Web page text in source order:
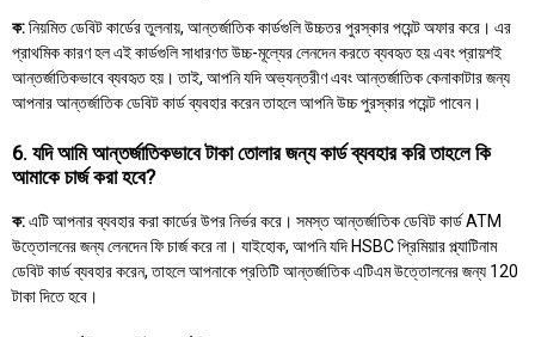
ক:নিয়মিত ডেবিট কার্ডের তুলনায়, আন্তর্জাতিক কার্ডগুলি উচ্চতর পুরস্কার পয়েন্ট অফার করে। এর
প্রাথমিক কারণ হল এই কার্ডগুলি সাধারণত উচ্চ-মূল্যের লেনদেন করতে ব্যবহৃত হয় এবং প্রায়শই
আন্তর্জাতিকভাবে ব্যবহৃত হয়। তাই, আপনি যদি অভ্যন্তরীণ এবং আন্তর্জাতিক কেনাকাটার জন্য
আপনার আন্তর্জাতিক ডেবিট কার্ড ব্যবহার করেন তাহলে আপনি উচ্চ পুরস্কার পয়েন্ট পাবেন।
6. যদি আমি আন্তর্জাতিকভাবে টাকা তোলার জন্য কার্ড ব্যবহার করি তাহলে কি
আমাকে চার্জ করা হবে?
ক:এটি আপনার ব্যবহার করা কার্ডের উপর নির্ভর করে। সমস্ত আন্তর্জাতিক ডেবিট কার্ড ATM
উত্তোলনের জন্য লেনদেন ফি চার্জ করে না। যাইহোক, আপনি যদি HSBC প্রিমিয়ার প্ল্যাটিনাম
ডেবিট কার্ড ব্যবহার করেন, তাহলে আপনাকে প্রতিটি আন্তর্জাতিক এটিএম উত্তোলনের জন্য 120
টাকা দিতে হবে।